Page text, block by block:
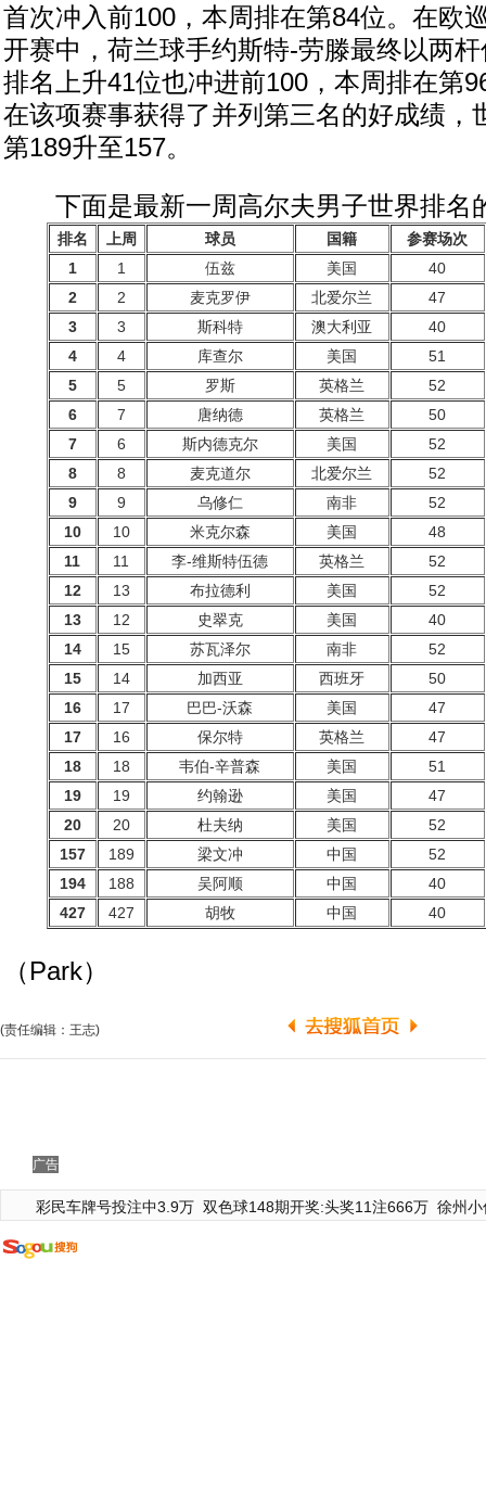
首次冲入前100，本周排在第84位。在欧
开赛中，荷兰球手约斯特-劳滕最终以两
排名上升41位也冲进前100，本周排在第
在该项赛事获得了并列第三名的好成绩，
第189升至157。
下面是最新一周高尔夫男子世界排名
排名 上周 球员 国籍
参赛场次
1
1 伍兹 美国
40
2
2 麦克罗伊 北爱尔兰
47
3
3 斯科特 澳大利亚
40
4
4 库查尔 美国
51
5
5 罗斯 英格兰
52
6
7 唐纳德 英格兰
50
7
6 斯内德克尔 美国
52
8
8 麦克道尔 北爱尔兰
52
9
9 乌修仁 南非
52
10
10 米克尔森 美国
48
11
11 李-维斯特伍德 英格兰
52
12
13 布拉德利 美国
52
13
12 史翠克 美国
40
14
15 苏瓦泽尔 南非
52
15
14 加西亚 西班牙
50
16
17 巴巴-沃森 美国
47
17
16 保尔特 英格兰
47
18
18 韦伯-辛普森 美国
51
19
19 约翰逊 美国
47
20
20 杜夫纳 美国
52
157
189 梁文冲 中国
52
194
188 吴阿顺 中国
40
427
427 胡牧 中国 40
（Park）
(责任编辑：王志)
广告
彩民车牌号投注中3.9万 双色球148期开奖:头奖11注666万 徐州